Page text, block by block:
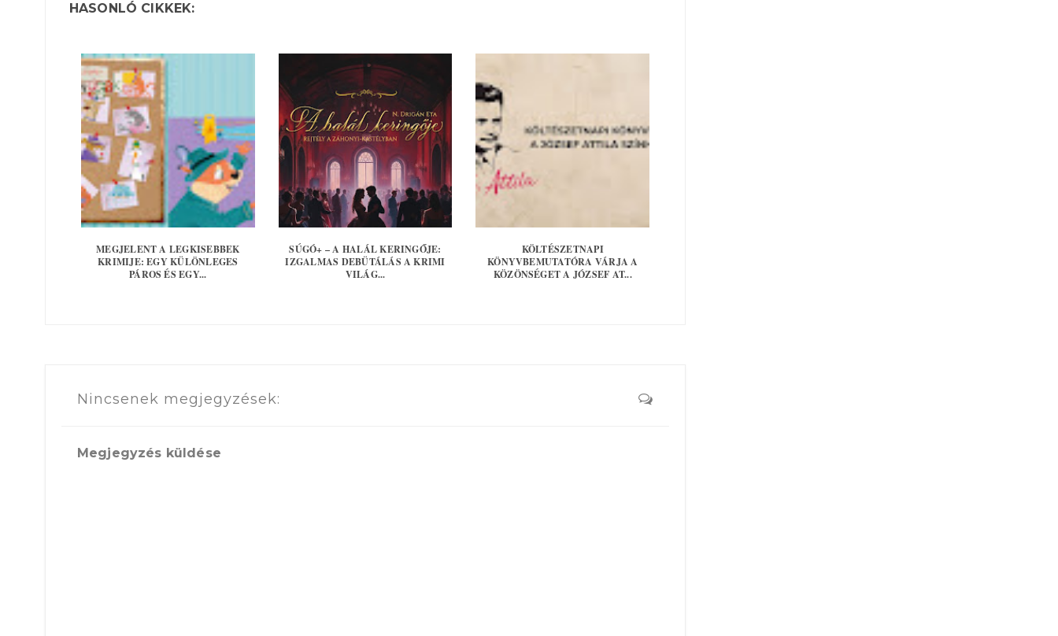
HASONLÓ CIKKEK:
MEGJELENT A LEGKISEBBEK
KRIMIJE: EGY KÜLÖNLEGES
PÁROS ÉS EGY...
SÚGÓ+ – A ​HALÁL KERINGŐJE:
IZGALMAS DEBÜTÁLÁS A KRIMI
VILÁG...
KÖLTÉSZETNAPI
KÖNYVBEMUTATÓRA VÁRJA A
KÖZÖNSÉGET A JÓZSEF AT...
Nincsenek megjegyzések:
Megjegyzés küldése